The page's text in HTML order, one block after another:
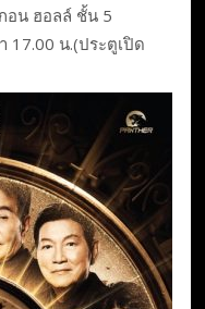
อน ฮอลล์ ชั้น 5
17.00 น.(ประตูเปิด